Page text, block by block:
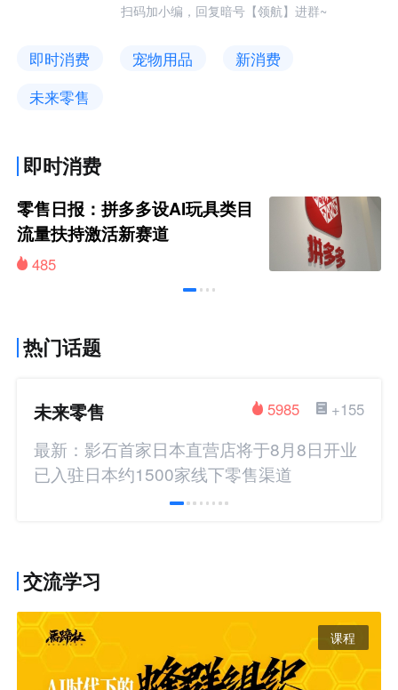
扫码加小编，回复暗号【领航】进群~
即时消费 宠物用品
新消费
未来零售
即时消费
零售日报：拼多多设AI玩具类目
流量扶持激活新赛道
485
热门话题
未来零售 +155
5985
最新：影石首家日本直营店将于8月8日开业
已入驻日本约1500家线下零售渠道
交流学习
课程